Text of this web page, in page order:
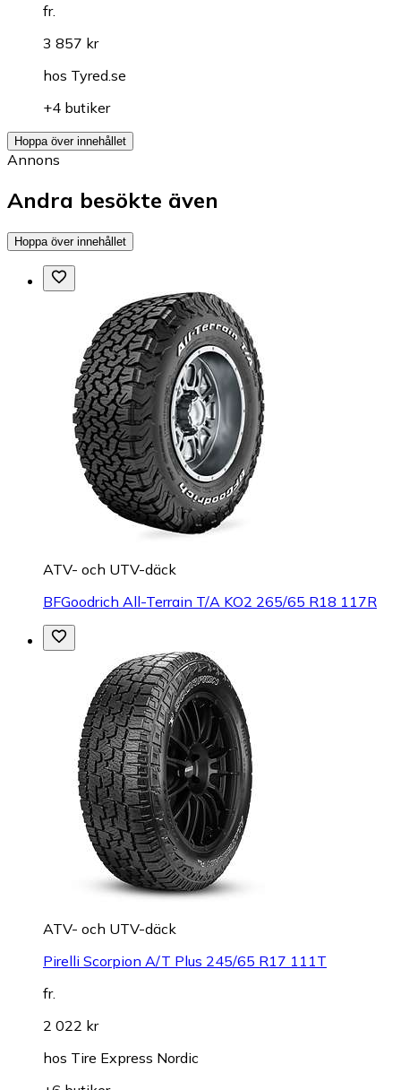
fr.
3 857 kr
hos Tyred.se
+4 butiker
Hoppa över innehållet
Annons
Andra besökte även
Hoppa över innehållet
ATV- och UTV-däck
BFGoodrich All-Terrain T/A KO2 265/65 R18 117R
ATV- och UTV-däck
Pirelli Scorpion A/T Plus 245/65 R17 111T
fr.
2 022 kr
hos Tire Express Nordic